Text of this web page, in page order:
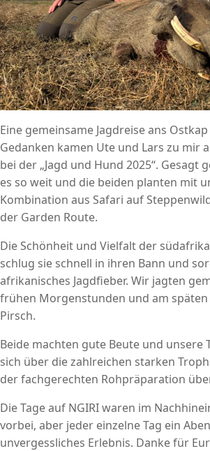
Eine gemeinsame Jagdreise ans
Gedanken kamen Ute und Lars zu mir
bei der „Jagd und Hund 2025“. Gesagt
es so weit und die beiden planten mit
Kombination aus Safari auf
der Garden Route.
Die Schönheit und Vielfalt der
schlug sie schnell in ihren Bann und
afrikanisches Jagdfieber. Wir jagten
frühen Morgenstunden und am
Pirsch.
Beide machten gute Beute und unsere
sich über die zahlreichen starken
der fachgerechten Rohpräparation
Die Tage auf NGIRI waren im
vorbei, aber jeder einzelne Tag ein
unvergessliches Erlebnis. Danke für